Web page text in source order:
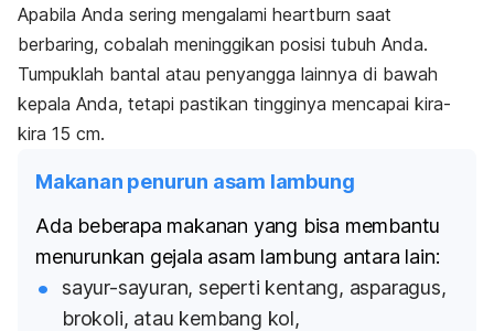
Apabila Anda sering mengalami heartburn saat
berbaring, cobalah meninggikan posisi tubuh Anda.
Tumpuklah bantal atau penyangga lainnya di bawah
kepala Anda, tetapi pastikan tingginya mencapai kira-
kira 15 cm.
Makanan penurun asam lambung
Ada beberapa makanan yang bisa membantu
menurunkan gejala asam lambung antara lain:
sayur-sayuran, seperti kentang, asparagus,
brokoli, atau kembang kol,